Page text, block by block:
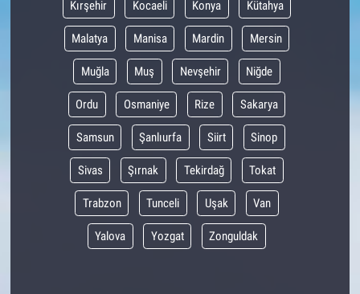
Kırşehir Kocaeli Konya Kütahya
Malatya Manisa Mardin Mersin
Muğla Muş Nevşehir Niğde
Ordu Osmaniye Rize Sakarya
Samsun Şanlıurfa Siirt Sinop
Sivas Şırnak Tekirdağ Tokat
Trabzon Tunceli Uşak Van
Yalova Yozgat Zonguldak